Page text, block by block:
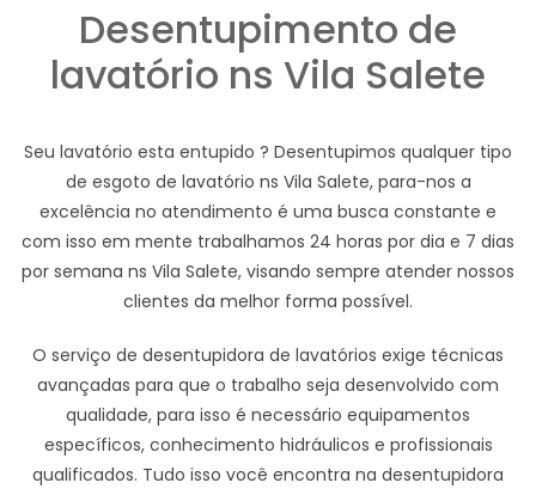
Desentupimento de
lavatório ns Vila Salete
Seu lavatório esta entupido ? Desentupimos qualquer tipo
de esgoto de lavatório ns Vila Salete, para-nos a
excelência no atendimento é uma busca constante e
com isso em mente trabalhamos 24 horas por dia e 7 dias
por semana ns Vila Salete, visando sempre atender nossos
clientes da melhor forma possível.
O serviço de desentupidora de lavatórios exige técnicas
avançadas para que o trabalho seja desenvolvido com
qualidade, para isso é necessário equipamentos
específicos, conhecimento hidráulicos e profissionais
qualificados. Tudo isso você encontra na desentupidora